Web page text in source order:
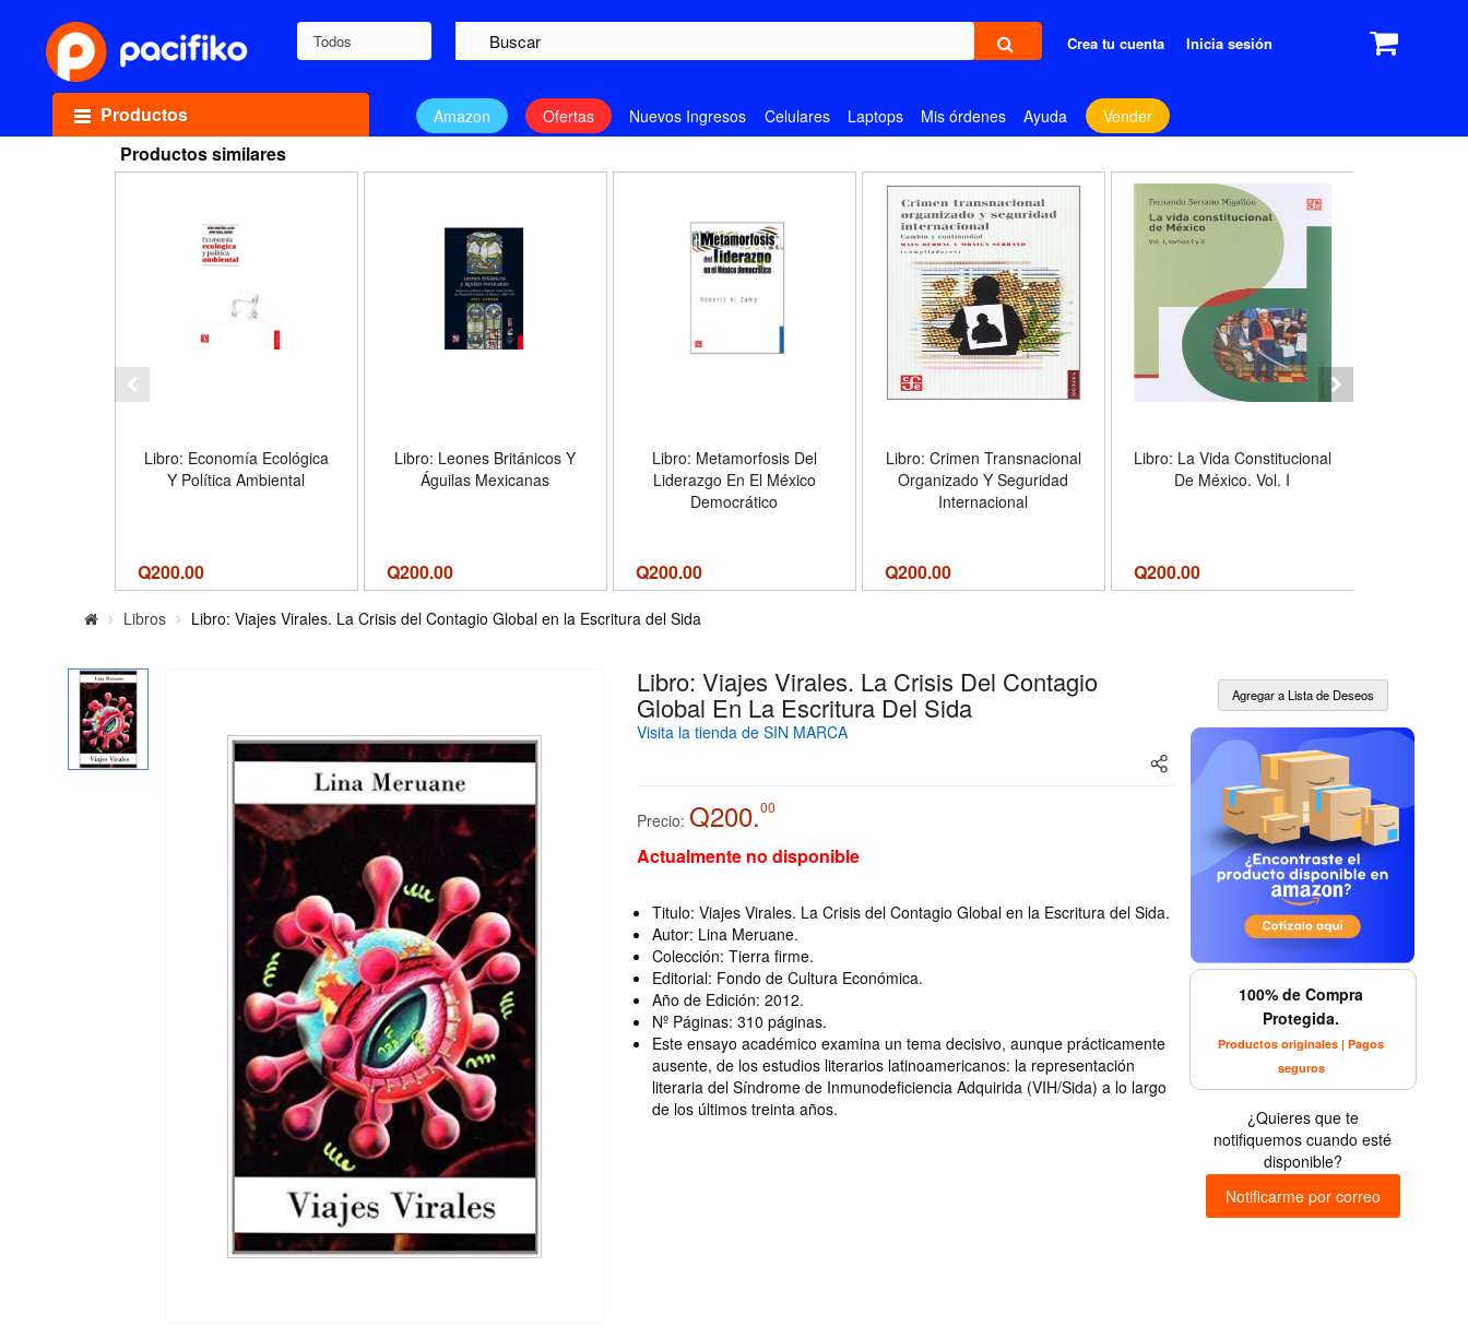
Todos Crea tu cuenta Inicia sesión
Productos Amazon Ofertas Nuevos Ingresos Celulares Laptops Mis órdenes Ayuda Vender
Productos similares
Libro: Economía Ecológica
Y Política Ambiental
Q200.00
Libro: Leones Británicos Y
Águilas Mexicanas
Q200.00
Libro: Metamorfosis Del
Liderazgo En El México
Democrático
Q200.00
Libro: Crimen Transnacional
Organizado Y Seguridad
Internacional
Q200.00
Libro: La Vida Constitucional
De México. Vol. I
Q200.00
Libros Libro: Viajes Virales. La Crisis del Contagio Global en la Escritura del Sida
Libro: Viajes Virales. La Crisis Del Contagio
Global En La Escritura Del Sida
Visita la tienda de SIN MARCA
Precio: Q200.00
Actualmente no disponible
Titulo: Viajes Virales. La Crisis del Contagio Global en la Escritura del Sida.
Autor: Lina Meruane.
Colección: Tierra firme.
Editorial: Fondo de Cultura Económica.
Año de Edición: 2012.
Nº Páginas: 310 páginas.
Este ensayo académico examina un tema decisivo, aunque prácticamente
ausente, de los estudios literarios latinoamericanos: la representación
literaria del Síndrome de Inmunodeficiencia Adquirida (VIH/Sida) a lo largo
de los últimos treinta años.
100% de Compra
Protegida.
Productos originales | Pagos
seguros
¿Quieres que te
notifiquemos cuando esté
disponible?
Notificarme por correo